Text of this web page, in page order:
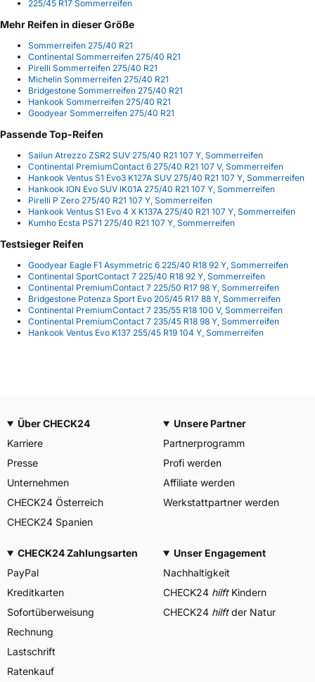
225/45 R17 Sommerreifen
Mehr Reifen in dieser Größe
Sommerreifen 275/40 R21
Continental Sommerreifen 275/40 R21
Pirelli Sommerreifen 275/40 R21
Michelin Sommerreifen 275/40 R21
Bridgestone Sommerreifen 275/40 R21
Hankook Sommerreifen 275/40 R21
Goodyear Sommerreifen 275/40 R21
Passende Top-Reifen
Sailun Atrezzo ZSR2 SUV 275/40 R21 107 Y, Sommerreifen
Continental PremiumContact 6 275/40 R21 107 V, Sommerreifen
Hankook Ventus S1 Evo3 K127A SUV 275/40 R21 107 Y, Sommerreifen
Hankook ION Evo SUV IK01A 275/40 R21 107 Y, Sommerreifen
Pirelli P Zero 275/40 R21 107 Y, Sommerreifen
Hankook Ventus S1 Evo 4 X K137A 275/40 R21 107 Y, Sommerreifen
Kumho Ecsta PS71 275/40 R21 107 Y, Sommerreifen
Testsieger Reifen
Goodyear Eagle F1 Asymmetric 6 225/40 R18 92 Y, Sommerreifen
Continental SportContact 7 225/40 R18 92 Y, Sommerreifen
Continental PremiumContact 7 225/50 R17 98 Y, Sommerreifen
Bridgestone Potenza Sport Evo 205/45 R17 88 Y, Sommerreifen
Continental PremiumContact 7 235/55 R18 100 V, Sommerreifen
Continental PremiumContact 7 235/45 R18 98 Y, Sommerreifen
Hankook Ventus Evo K137 255/45 R19 104 Y, Sommerreifen
Über CHECK24
Karriere
Presse
Unternehmen
CHECK24 Österreich
CHECK24 Spanien
Unsere Partner
Partnerprogramm
Profi werden
Affiliate werden
Werkstattpartner werden
CHECK24 Zahlungsarten
PayPal
Kreditkarten
Sofortüberweisung
Rechnung
Lastschrift
Ratenkauf
Unser Engagement
Nachhaltigkeit
CHECK24 hilftKindern
CHECK24 hilftder Natur